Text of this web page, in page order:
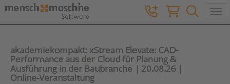
akademiekompakt: xStream Elevate: CAD-
Performance aus der Cloud für Planung &
Ausführung in der Baubranche | 20.08.26 |
Online-Veranstaltung